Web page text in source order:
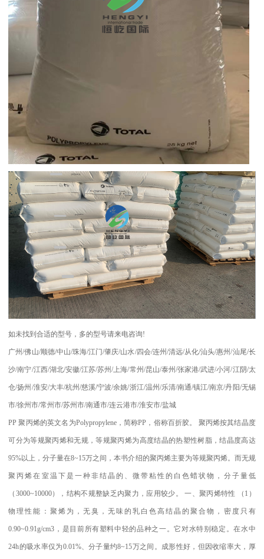
如未找到合适的型号，多的型号请来电咨询!
广州/佛山/顺德/中山/珠海/江门/肇庆/山水/四会/连州 /清远/从化/汕头/惠州/汕尾/长
沙/南宁/江西/湖北/安徽/江苏/苏州/上海/常州 /昆山/泰州 /张家港/武进/小河/江阴/太
仓/扬州 /淮安/大丰/杭州/慈溪/宁波/余姚/浙江/温州 /乐清/南通/镇江/南京/丹阳/无锡
市/徐州市/常州市/苏州市/南通市/连云港市/淮安市/盐城
PP聚丙烯的英文名为Polypropylene，简称PP ，俗称百折胶。 聚丙烯按其结晶度
可分为等规聚丙烯和无规，等规聚丙烯为高度结晶的热塑性树脂，结晶度高达
95%以上，分子量在8~15万之间，本书介绍的聚丙烯主要为等规聚丙烯。而无规
聚丙烯在室温下是一种非结晶的、微带粘性的白色蜡状物，分子量低
（ 3000~10000），结构不规整缺乏内聚力，应用较少。一、聚丙烯特性 （ 1 ）
物理性能：聚烯为，无臭，无味的乳白色高结晶的聚合物，密度只有
0.90~0.91g/cm3 ，是目前所有塑料中轻的品种之一。它对水特别稳定。在水中
24h的吸水率仅为0.01%、分子量约8~15万之间。成形性好，但因收缩率大，厚